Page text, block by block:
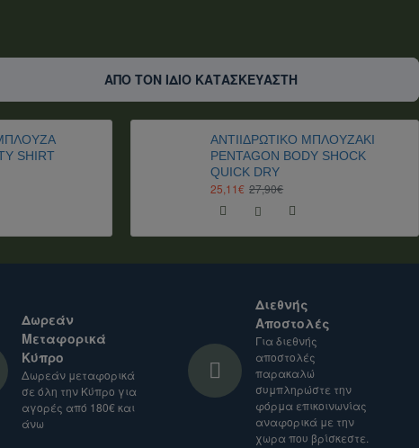
δέματος.
ΑΠΟ ΤΟΝ ΙΔΙΟ ΚΑΤΑΣΚΕΥΑΣΤΗ
SHIRT
ΑΝΤΙΙΔΡΩΤΙΚΟ ΜΠΛΟΥΖΑΚΙ
PENTAGON BODY SHOCK
QUICK DRY
25,11€ 27,90€
Δωρεάν
Μεταφορικά
Κύπρο
Δωρεάν μεταφορικά
σε όλη την Κύπρο για
αγορές από 180€ και
άνω
Διεθνής
Αποστολές
Για διεθνής
αποστολές
παρακαλώ
συμπληρώστε την
φόρμα επικοινωνίας
αναφορικά με την
χωρα που βρίσκεστε.